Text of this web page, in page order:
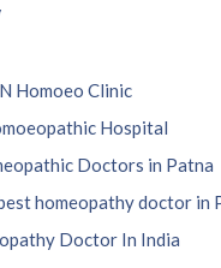
Homoeo Clinic
Hospital
Doctors in Patna
homeopathy doctor in
Doctor In India